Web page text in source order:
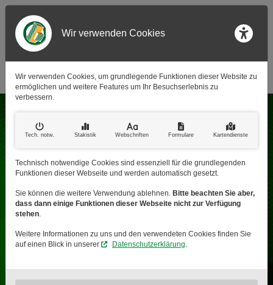
(0 65 52) 99 213 63
info@bauelemente-wolf.de
Besuchen Sie uns auf:
Facebook
Zu unseren
Wir verwenden Cookies
Wir verwenden Cookies, um grundlegende Funktionen dieser Website zu
ermöglichen und weitere Features um Ihr Besuchserlebnis zu
verbessern.
Tech. notw. Stakistik Webschriften Formulare Kartendienste
Technisch notwendige Cookies sind essenziell für die grundlegenden
Funktionen dieser Webseite und werden automatisch gesetzt.
Sie können die weitere Verwendung ablehnen.
Bitte beachten Sie aber,
dass dann einige Funktionen dieser Webseite nicht zur Verfügung
stehen
Weitere Informationen zu uns und den verwendeten Cookies finden Sie
auf einen Blick in unserer
Datenschutzerklärung